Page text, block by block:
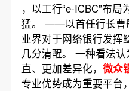
，以工行“e-ICBC”布
猛。 ——以首任行长曹
业界对于网络银行发挥
几分清醒。 一种看法
直、更加差异化， 微众
专业优势成为重要平台